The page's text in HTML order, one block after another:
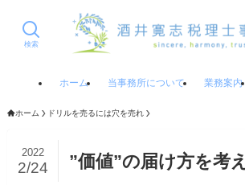
検索
ホーム 当事務所について 業務案内
ホーム ドリルを売るには穴を売れ
”価値”の届け方を考
2022
2/24